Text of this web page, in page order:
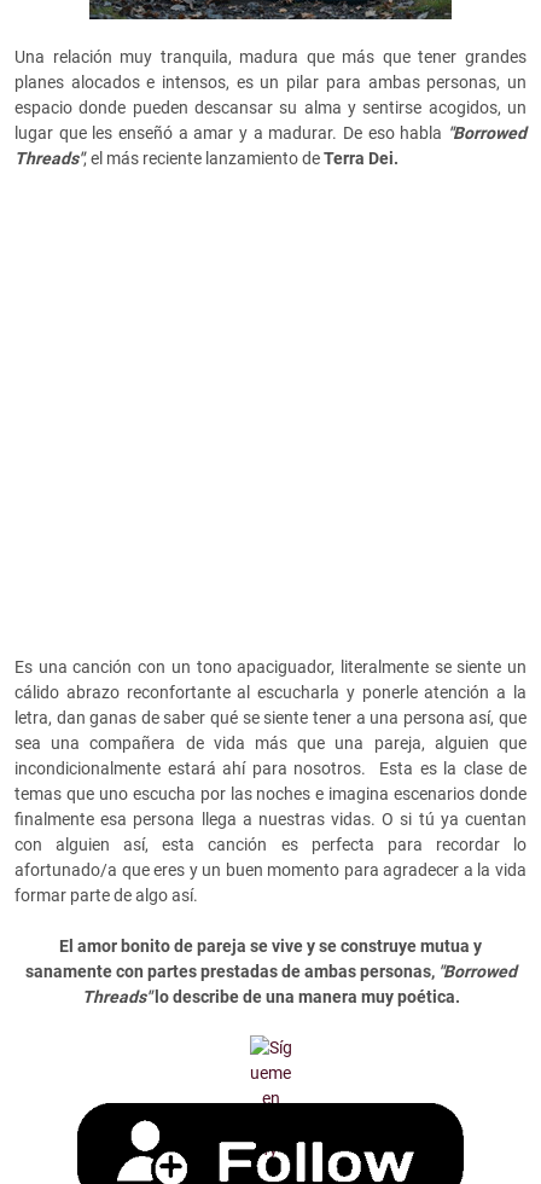
Una relación muy tranquila, madura que más que tener grandes
planes alocados e intensos, es un pilar para ambas personas, un
espacio donde pueden descansar su alma y sentirse acogidos, un
lugar que les enseñó a amar y a madurar. De eso habla "Borrowed
Threads", el más reciente lanzamiento deTerra Dei.
Es una canción con un tono apaciguador, literalmente se siente un
cálido abrazo reconfortante al escucharla y ponerle atención a la
letra, dan ganas de saber qué se siente tener a una persona así, que
sea una compañera de vida más que una pareja, alguien que
incondicionalmente estará ahí para nosotros. Esta es la clase de
temas que uno escucha por las noches e imagina escenarios donde
finalmente esa persona llega a nuestras vidas. O si tú ya cuentan
con alguien así, esta canción es perfecta para recordar lo
afortunado/a que eres y un buen momento para agradecer a la vida
formar parte de algo así.
El amor bonito de pareja se vive y se construye mutua y
sanamente con partes prestadas de ambas personas, "Borrowed
Threads"lo describe de una manera muy poética.